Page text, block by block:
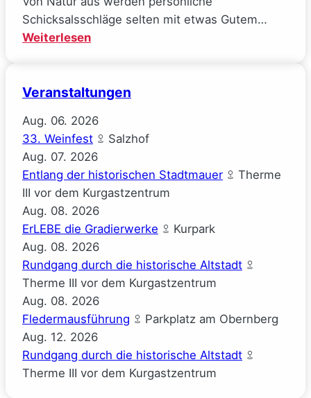
Schicksalsschläge selten mit etwas Gutem…
Weiterlesen:
(Josephine
Veranstaltungen
Aug. 06. 2026
33. Weinfest
Salzhof
Aug. 07. 2026
Entlang der historischen Stadtmauer
Therme
III vor dem Kurgastzentrum
Aug. 08. 2026
ErLEBE die Gradierwerke
Kurpark
Aug. 08. 2026
Rundgang durch die historische Altstadt
Therme III vor dem Kurgastzentrum
Aug. 08. 2026
Fledermausführung
Parkplatz am Obernberg
Aug. 12. 2026
Rundgang durch die historische Altstadt
Therme III vor dem Kurgastzentrum